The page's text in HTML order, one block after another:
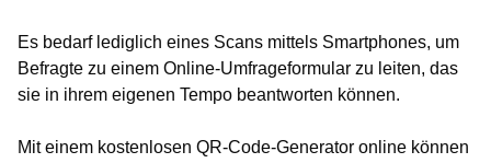
Es bedarf lediglich eines Scans mittels Smartphones, um
Befragte zu einem Online-Umfrageformular zu leiten, das
sie in ihrem eigenen Tempo beantworten können.
Mit einem kostenlosen QR-Code-Generator online können